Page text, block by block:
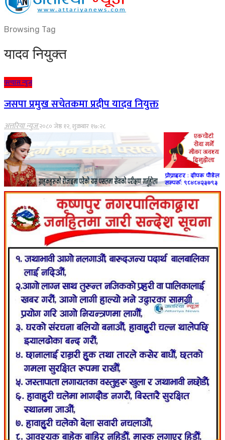
Browsing Tag
यादव नियुक्त
फ्ल्यास न्युज
जसपा प्रमुख सचेतकमा प्रदीप यादव नियुक्त
अत्तरिया न्युज२०८० जेष्ठ १२, शुक्रबार १७:२८